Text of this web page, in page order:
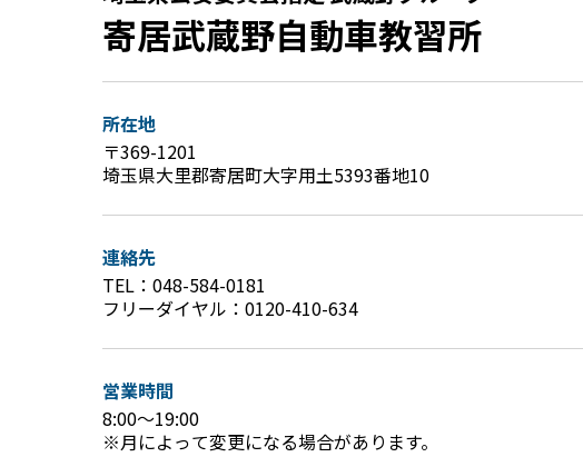
寄居武蔵野自動車教習所
所在地
〒369-1201
埼玉県大里郡寄居町大字用土5393番地10
連絡先
TEL： 048-584-0181
フリーダイヤル： 0120-410-634
営業時間
8:00～19:00
※月によって変更になる場合があります。